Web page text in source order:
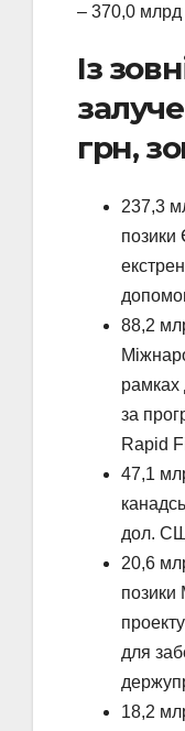
– 370,0 млрд
Із
грн,
237,3
позики
88,2
рамках
за
Rapid
47,1
дол.
20,6
для
18,2